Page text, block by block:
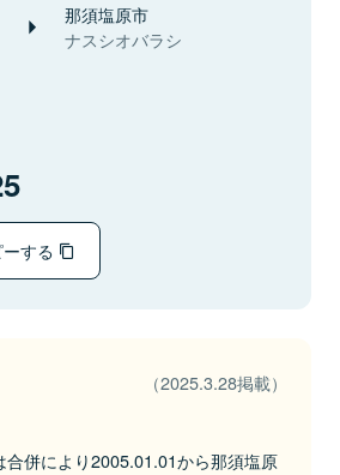
那須塩原市
ナスシオバラシ
する
（2025.3.28掲載）
合併により2005.01.01から那須塩原